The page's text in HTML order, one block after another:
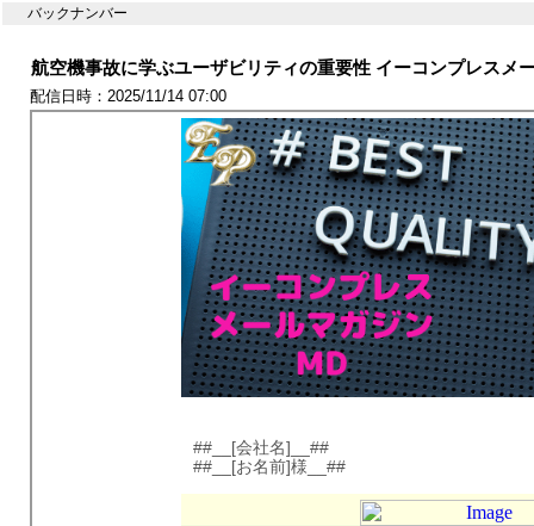
バックナンバー
航空機事故に学ぶユーザビリティの重要性 イーコンプレスメ
配信日時：2025/11/14 07:00